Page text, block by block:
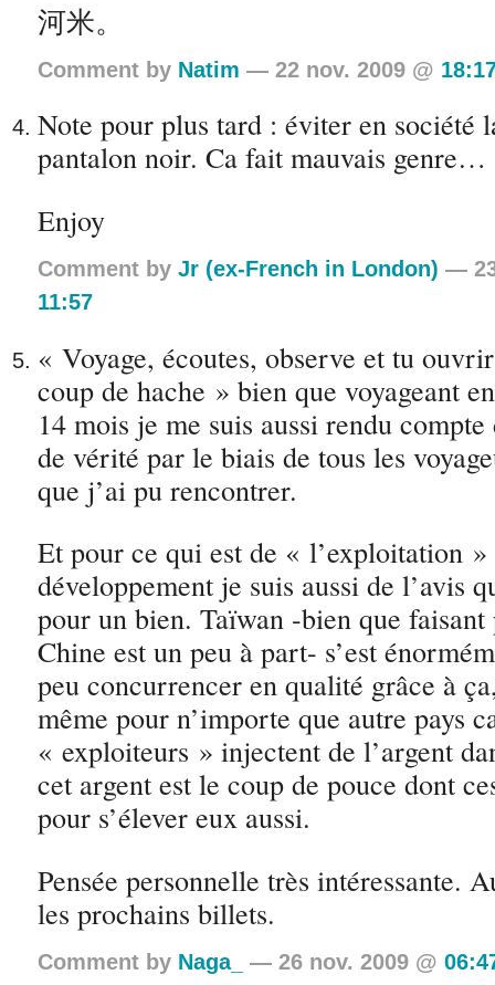
河米。
Comment by Natim — 22 nov. 2009 @
Note pour plus tard : éviter en société
pantalon noir. Ca fait mauvais
Enjoy
Comment byJr (ex-French in London) —
11:57
« Voyage, écoutes, observe et tu
coup de hache » bien que voyageant
14 mois je me suis aussi rendu compte
de vérité par le biais de tous les
que j’ai pu rencontrer.
Et pour ce qui est de « l’exploitation »
développement je suis aussi de l’avis
pour un bien. Taïwan -bien que
Chine est un peu à part- s’est
peu concurrencer en qualité grâce à
même pour n’importe que autre pays
« exploiteurs » injectent de l’argent
cet argent est le coup de pouce dont
pour s’élever eux aussi.
Pensée personnelle très intéressante.
les prochains billets.
Comment by Naga_ — 26 nov. 2009 @